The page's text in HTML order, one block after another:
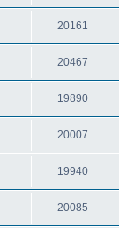
20161
20467
19890
20007
19940
20085